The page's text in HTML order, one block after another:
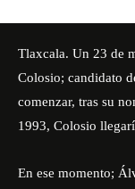
Tlaxcala. Un 23 de
Colosio; candidato
comenzar, tras su
1993, Colosio
En ese momento;